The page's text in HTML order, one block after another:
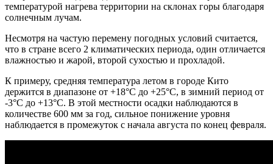
температурой нагрева территории на склонах горы благодаря
солнечным лучам.
Несмотря на частую перемену погодных условий считается,
что в стране всего 2 климатических периода, один отличается
влажностью и жарой, второй сухостью и прохладой.
К примеру, средняя температура летом в городе Кито
держится в диапазоне от +18°С до +25°С, в зимний период от
-3°С до +13°С. В этой местности осадки наблюдаются в
количестве 600 мм за год, сильное понижение уровня
наблюдается в промежуток с начала августа по конец февраля.